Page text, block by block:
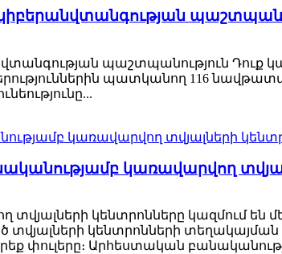
պաշտպանություն Դուք
պատկանող 116
կառավարվող
կենտրոնները կազմում են
կենտրոնների տեղակայման
փուլերը։ Արհեստական